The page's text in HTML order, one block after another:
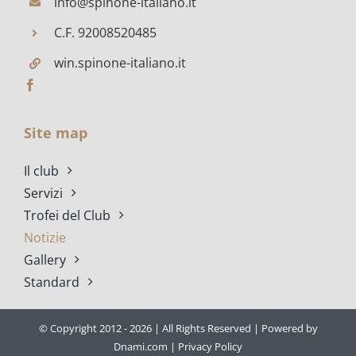
C.F. 92008520485
win.spinone-italiano.it
Site map
Il club
Servizi
Trofei del Club
Notizie
Gallery
Standard
© Copyright 2012 -2026 | All Rights Reserved | Powered by
Dnami.com | Privacy Policy